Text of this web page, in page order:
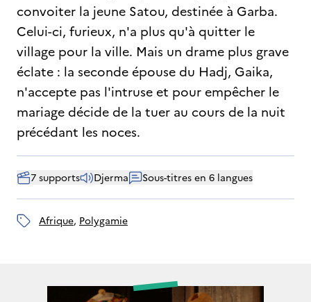
convoiter la jeune Satou, destinée à Garba.
Celui-ci, furieux, n'a plus qu'à quitter le
village pour la ville. Mais un drame plus grave
éclate : la seconde épouse du Hadj, Gaika,
n'accepte pas l'intruse et pour empêcher le
mariage décide de la tuer au cours de la nuit
précédant les noces.
7 supports Djerma Sous-titres en 6 langues
Afrique, polygamie